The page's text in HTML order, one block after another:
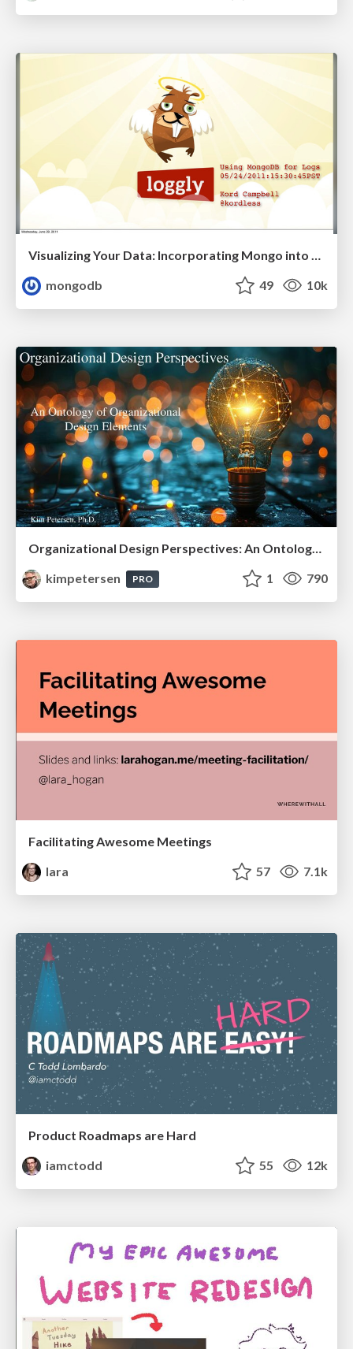
mongodb
49 10k
Organizational Design Perspectives: An Ontology of Organizational Design Elements
kimpetersen
PRO 1 790
Facilitating Awesome Meetings
lara
57 7.1k
Product Roadmaps are Hard
iamctodd
55 12k